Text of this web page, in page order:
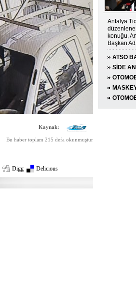
Kaynak:
Bu haber toplam 215 defa okunmuştur
Digg Delicious
Antalya
konuğu,
Başkan
ATSO
SİDE